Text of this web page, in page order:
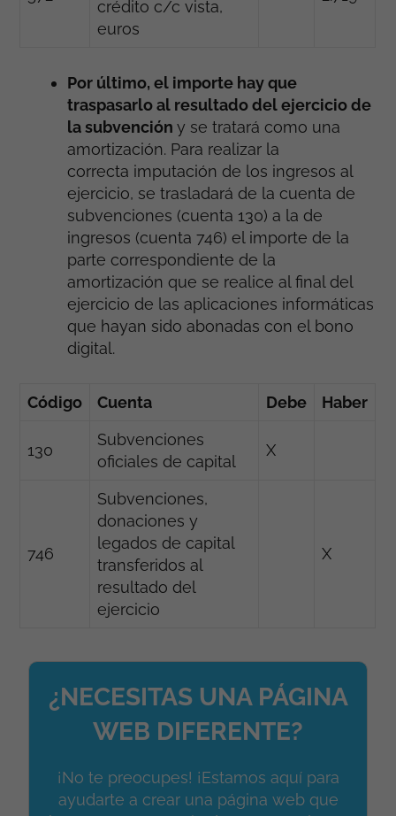
crédito c/c vista,
euros
Por último, el importe hay que
traspasarlo al resultado del ejercicio de
la subvencióny se tratará como una
amortización. Para realizar la
correcta imputación de los ingresos al
ejercicio, se trasladará de la cuenta de
subvenciones (cuenta 130) a la de
ingresos (cuenta 746) el importe de la
parte correspondiente de la
amortización que se realice al final del
ejercicio de las aplicaciones informáticas
que hayan sido abonadas con el bono
digital.
Código Cuenta Debe Haber
130
Subvenciones
oficiales de capital
X
746
Subvenciones,
donaciones y
legados de capital
transferidos al
resultado del
ejercicio
X
¿NECESITAS UNA PÁGINA
WEB DIFERENTE?
¡No te preocupes! ¡Estamos aquí para
ayudarte a crear una página web que